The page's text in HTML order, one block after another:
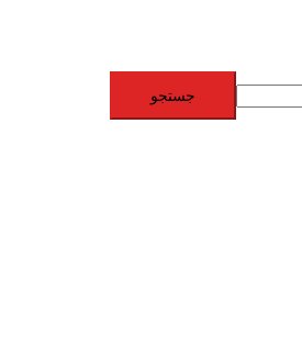
جستجو